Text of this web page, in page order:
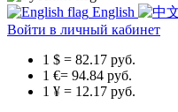
English
Войти в личный кабинет
1 $ = 82.17 руб.
1 €= 94.84 руб.
1 ¥ = 12.17 руб.